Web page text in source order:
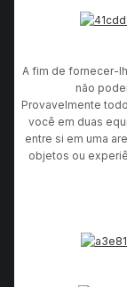
A fim de fornecer-
não
Provavelmente
você em duas
entre si em uma
objetos ou